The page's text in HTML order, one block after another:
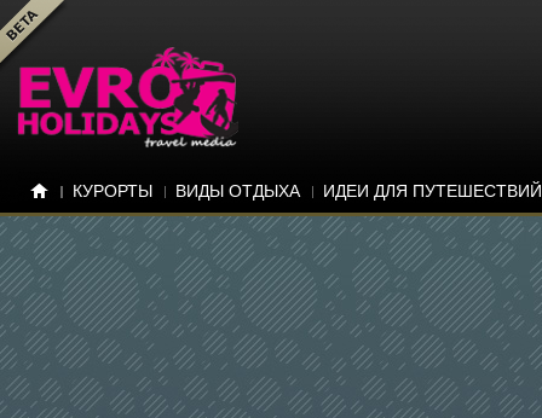
КУРОРТЫ ВИДЫ ОТДЫХА ИДЕИ ДЛЯ ПУТЕШЕСТВИЙ